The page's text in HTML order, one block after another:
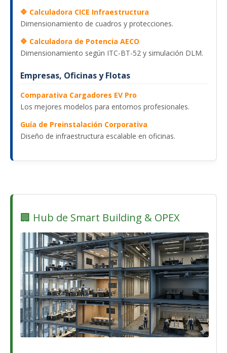
🔷 Calculadora CICE Infraestructura
Dimensionamiento de cuadros y protecciones.
🔷 Calculadora de Potencia AECO
Dimensionamiento según ITC-BT-52 y simulación DLM.
Empresas, Oficinas y Flotas
Comparativa Cargadores EV Pro
Los mejores modelos para entornos profesionales.
Guía de Preinstalación Corporativa
Diseño de infraestructura escalable en oficinas.
🏢 Hub de Smart Building & OPEX